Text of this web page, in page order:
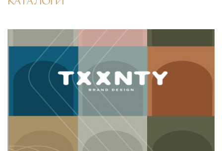
Управление логистикой и контроль
Каждый заказ отслеживается в режиме
реального времени через систему GPS-
мониторинга. Наша команда логистических
специалистов с опытом работы в
международной доставке обеспечивает
полную сохранность груза, соблюдение
температурного режима и защиту от
механических повреждений на всех этапах